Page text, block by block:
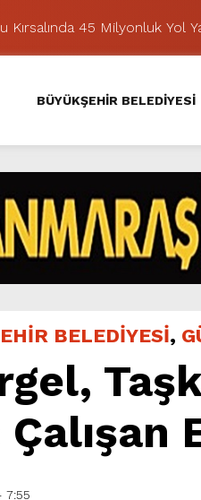
45 Milyonluk Yol
İkinci Etap Nefes
Son Kat Asfalt
Murat Caddesi’ni Asfalta
Kırsalına Değer Katan Yol
Eğlence ve Nostalji Bir
Yeni Düzenlemeyle Daha Akıcı
Müzik Ziyafeti Yaşatacak.
Fuarı’nda Hayat Bulacak
Yenileniyor.
BÜYÜKŞEHİR BELEDİYESİ
BELEDİYESİ,
7:55